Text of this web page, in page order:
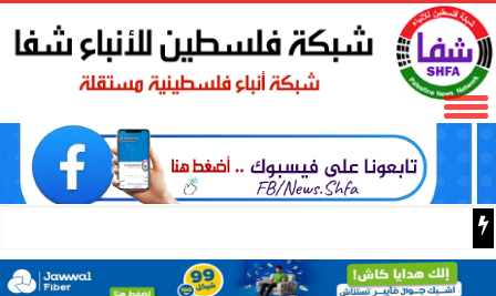
نادي الأسير: الاحتلال يعتقل ويحقق ميدانياً مع أكثر من (60) مواطناً من مخيم قلنديا